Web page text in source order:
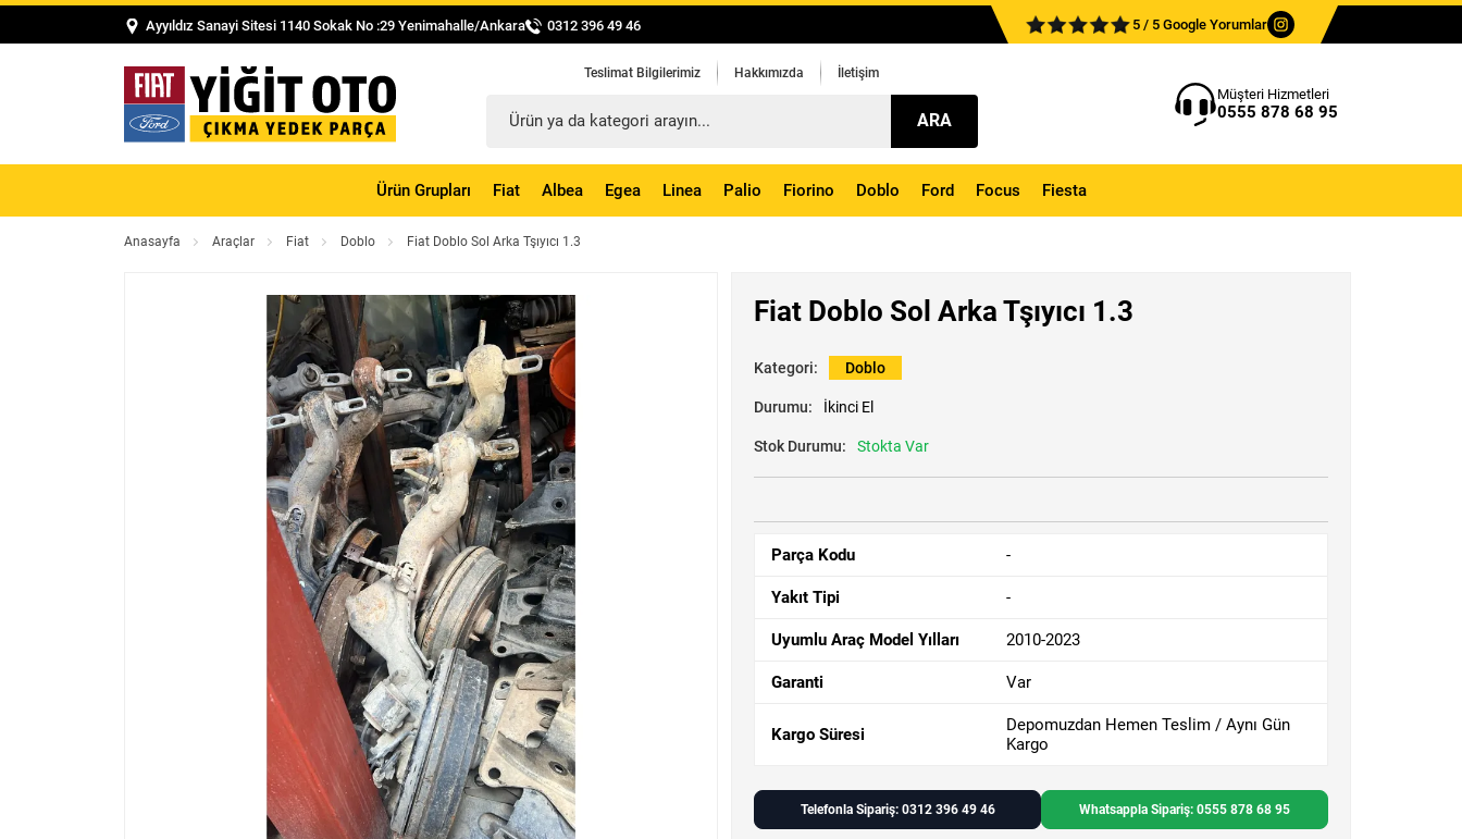
Ayyıldız Sanayi Sitesi 1140 Sokak No :29 Yenimahalle/Ankara 0312 396 49 46 5 / 5 Google Yorumlar
Teslimat Bilgilerimiz Hakkımızda İletişim
ARA
Müşteri Hizmetleri
0555 878 68 95
Ürün Grupları Fiat Albea Egea Linea Palio Fiorino Doblo Ford Focus Fiesta
Anasayfa Araçlar Fiat Doblo Fiat Doblo Sol Arka Tşıyıcı 1.3
Fiat Doblo Sol Arka Tşıyıcı 1.3
Kategori: Doblo
Durumu: İkinci El
Stok Durumu: Stokta Var
Parça Kodu -
Yakıt Tipi -
Uyumlu Araç Model Yılları 2010-2023
Garanti Var
Kargo Süresi
Depomuzdan Hemen Teslim / Aynı Gün
Kargo
Telefonla Sipariş: 0312 396 49 46 Whatsappla Sipariş: 0555 878 68 95